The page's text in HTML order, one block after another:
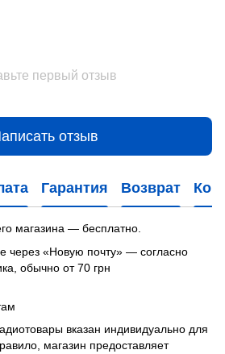
первый отзыв
отзыв
Гарантия Возврат
магазина — бесплатно.
через «Новую почту» — согласно
обычно от 70 грн
вказан индивидуально для
магазин предоставляет